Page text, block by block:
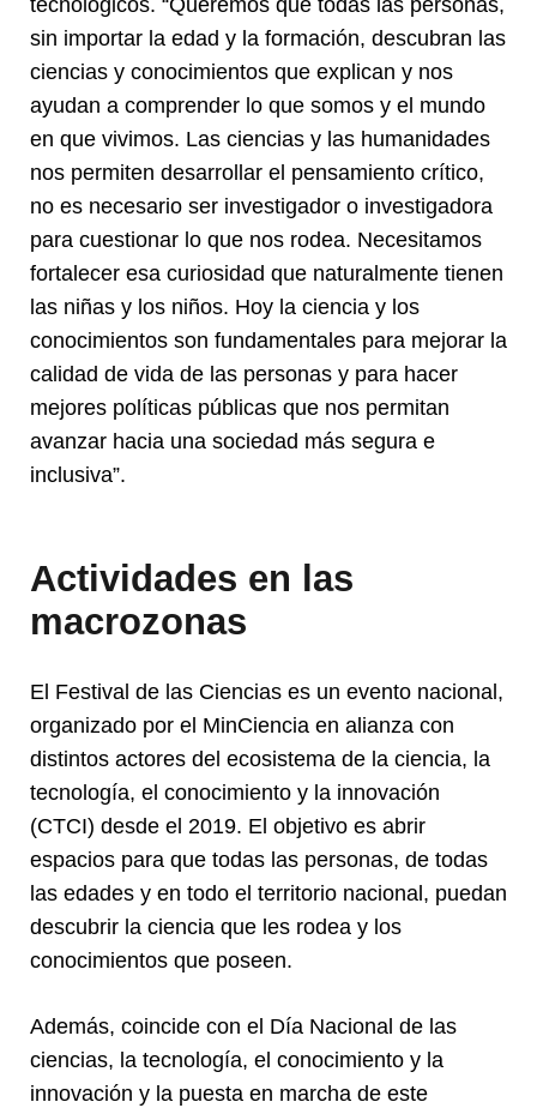
tecnológicos. “Queremos que todas las personas,
sin importar la edad y la formación, descubran las
ciencias y conocimientos que explican y nos
ayudan a comprender lo que somos y el mundo
en que vivimos. Las ciencias y las humanidades
nos permiten desarrollar el pensamiento crítico,
no es necesario ser investigador o investigadora
para cuestionar lo que nos rodea. Necesitamos
fortalecer esa curiosidad que naturalmente tienen
las niñas y los niños. Hoy la ciencia y los
conocimientos son fundamentales para mejorar la
calidad de vida de las personas y para hacer
mejores políticas públicas que nos permitan
avanzar hacia una sociedad más segura e
inclusiva”.
Actividades en las
macrozonas
El Festival de las Ciencias es un evento nacional,
organizado por el MinCiencia en alianza con
distintos actores del ecosistema de la ciencia, la
tecnología, el conocimiento y la innovación
(CTCI) desde el 2019. El objetivo es abrir
espacios para que todas las personas, de todas
las edades y en todo el territorio nacional, puedan
descubrir la ciencia que les rodea y los
conocimientos que poseen.
Además, coincide con el Día Nacional de las
ciencias, la tecnología, el conocimiento y la
innovación y la puesta en marcha de este